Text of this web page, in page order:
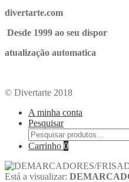
divertarte.com
Desde 1999 ao seu dispor
atualização automatica
© Divertarte 2018
A minha conta
Pesquisar
Carrinho 0
Está a visualizar: